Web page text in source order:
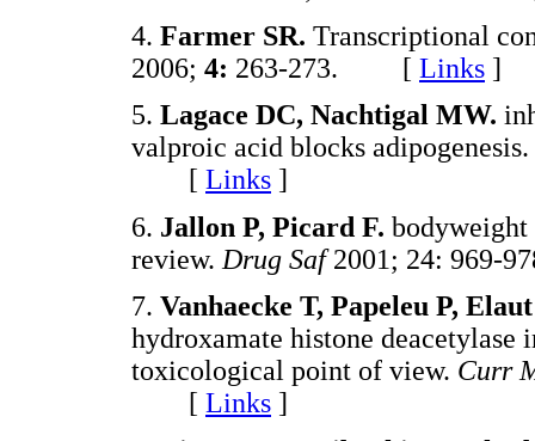
4. Farmer SR. Transcriptional
2006; 4: 263-273. [ Links ]
5. Lagace DC, Nachtigal MW.
valproic acid blocks adipogenesis.
[ Links ]
6. Jallon P, Picard F. bodyweight
review. Drug Saf2001; 24:
7. Vanhaecke T, Papeleu P,
hydroxamate histone deacetylase
toxicological point of view. Curr
[ Links ]